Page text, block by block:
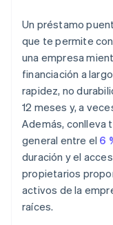
Un préstamo
que te permite
una empresa
financiación a
rapidez, no
12 meses y, a
Además, conlleva
general entre el 6
duración y el
propietarios
activos de la
raíces.